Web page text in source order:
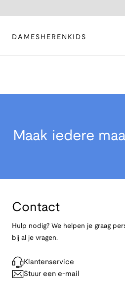
DAMES HEREN KIDS
Maak iedere
Contact
Hulp nodig? We helpen je graag
bij al je vragen.
Klantenservice
Stuur een e-mail